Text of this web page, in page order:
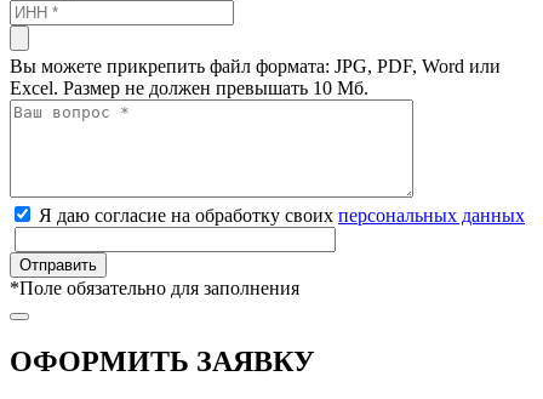
Вы можете прикрепить файл формата: JPG, PDF, Word или
Excel. Размер не должен превышать 10 Мб.
Я даю согласие на обработку своих персональных данных
*Поле обязательно для заполнения
ОФОРМИТЬ ЗАЯВКУ